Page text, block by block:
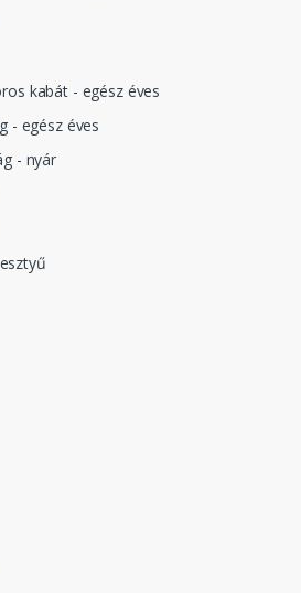
kabát - egész éves
- egész éves
- nyár